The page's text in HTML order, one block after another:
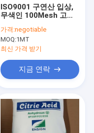
ISO9001 구연산 입상,
무색인 100Mesh 고체
가격:negotiable
MOQ:1MT
최신 가격 받기
지금 연락